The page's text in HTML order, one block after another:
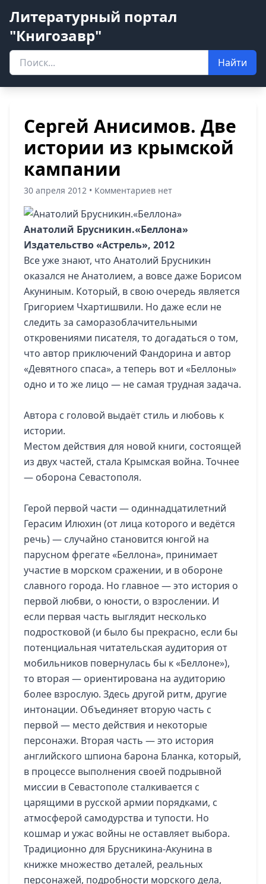
Литературный портал
"Книгозавр"
Найти
Сергей Анисимов. Две
истории из крымской
кампании
30 апреля 2012 • Комментариев нет
Анатолий Брусникин.«Беллона»
Издательство «Астрель», 2012
Все уже знают, что Анатолий Брусникин
оказался не Анатолием, а вовсе даже Борисом
Акуниным. Который, в свою очередь является
Григорием Чхартишвили. Но даже если не
следить за саморазоблачительными
откровениями писателя, то догадаться о том,
что автор приключений Фандорина и автор
«Девятного спаса», а теперь вот и «Беллоны»
одно и то же лицо — не самая трудная задача.
Автора с головой выдаёт стиль и любовь к
истории.
Местом действия для новой книги, состоящей
из двух частей, стала Крымская война. Точнее
— оборона Севастополя.
Герой первой части — одиннадцатилетний
Герасим Илюхин (от лица которого и ведётся
речь) — случайно становится юнгой на
парусном фрегате «Беллона», принимает
участие в морском сражении, и в обороне
славного города. Но главное — это история о
первой любви, о юности, о взрослении. И
если первая часть выглядит несколько
подростковой (и было бы прекрасно, если бы
потенциальная читательская аудитория от
мобильников повернулась бы к «Беллоне»),
то вторая — ориентирована на аудиторию
более взрослую. Здесь другой ритм, другие
интонации. Объединяет вторую часть с
первой — место действия и некоторые
персонажи. Вторая часть — это история
английского шпиона барона Бланка, который,
в процессе выполнения своей подрывной
миссии в Севастополе сталкивается с
царящими в русской армии порядками, с
атмосферой самодурства и тупости. Но
кошмар и ужас войны не оставляет выбора.
Традиционно для Брусникина-Акунина в
книжке множество деталей, реальных
персонажей, подробности морского дела,